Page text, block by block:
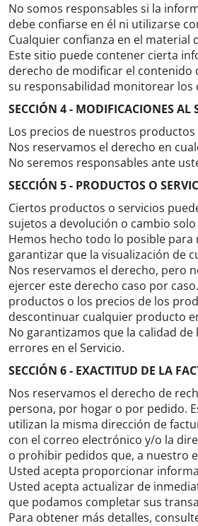
No somos responsables si la
debe confiarse en él ni utilizarse
Cualquier confianza en el material
Este sitio puede contener cierta
derecho de modificar el
su responsabilidad monitorear los
SECCIÓN 4 - MODIFICACIONES AL
Los precios de nuestros
Nos reservamos el derecho en
No seremos responsables ante
SECCIÓN 5 - PRODUCTOS O
Ciertos productos o servicios
sujetos a devolución o cambio
Hemos hecho todo lo posible
garantizar que la visualización de
Nos reservamos el derecho, pero
ejercer este derecho caso por caso.
productos o los precios de los
descontinuar cualquier producto
No garantizamos que la calidad
errores en el Servicio.
SECCIÓN 6 - EXACTITUD DE LA
Nos reservamos el derecho de
persona, por hogar o por pedido.
utilizan la misma dirección de
con el correo electrónico y/o la
o prohibir pedidos que, a nuestro
Usted acepta proporcionar
Usted acepta actualizar de
que podamos completar sus
Para obtener más detalles,